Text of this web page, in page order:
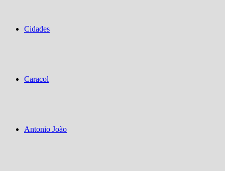
Cidades
Caracol
Antonio João